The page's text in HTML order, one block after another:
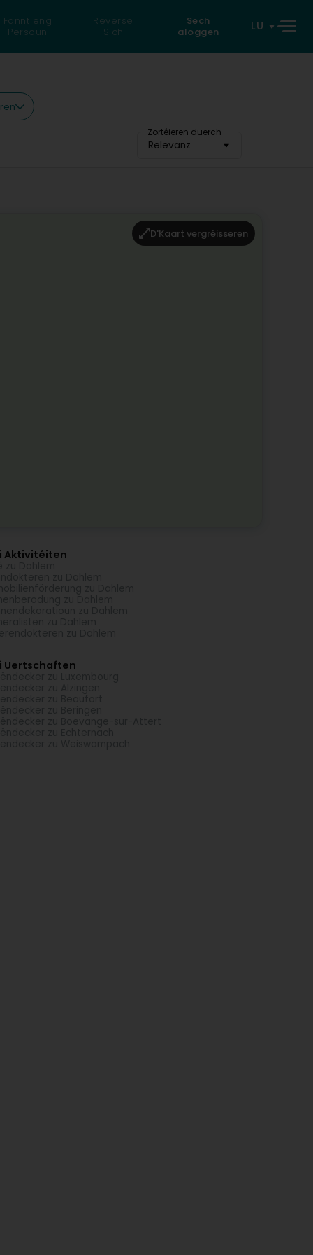
Fannt eng
Persoun
Reverse
Sich
Sech
aloggen
LU
Zortéieren duerch
Relevanz
D'Kaart vergréisseren
Aktivitéiten
Uertschaften